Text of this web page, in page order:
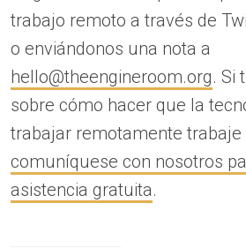
trabajo remoto a través de
o enviándonos una nota a
hello@theengineroom.org. Si
sobre cómo hacer que la
trabajar remotamente trabaje
comuníquese con nosotros
asistencia gratuita.